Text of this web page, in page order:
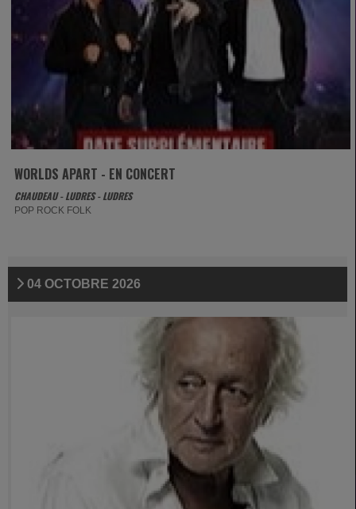
WORLDS APART - EN CONCERT
CHAUDEAU - LUDRES - LUDRES
POP ROCK FOLK
04 OCTOBRE 2026